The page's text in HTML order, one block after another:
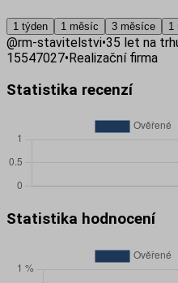
1 týden 1 měsíc 3 měsíce 1
@rm-stavitelstvi•35 let na
15547027•Realizační firma
Statistika recenzí
Statistika hodnocení